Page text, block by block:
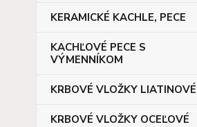
KERAMICKÉ KACHLE, PECE
KACHĽOVÉ PECE S
VÝMENNÍKOM
KRBOVÉ VLOŽKY LIATINOVÉ
KRBOVÉ VLOŽKY OCEĽOVÉ